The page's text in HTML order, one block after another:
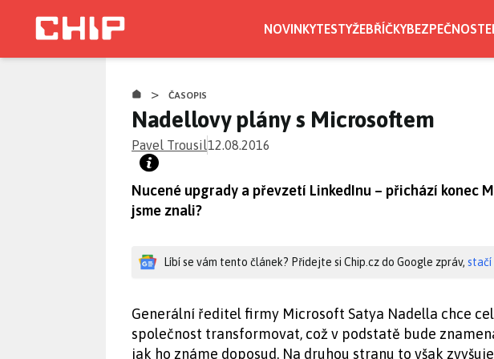
NOVINKYTESTYŽEBŘÍČKYBEZPEČNOST
> ČASOPIS
Nadellovy plány s Microsoftem
Pavel Trousil12.08.2016
Nucené upgrady a převzetí LinkedInu – přichází konec
jsme znali?
Líbí se vám tento článek? Přidejte si Chip.cz do Google zpráv, stačí
Generální ředitel firmy Microsoft Satya Nadella chce
společnost transformovat, což v podstatě bude
jak ho známe doposud. Na druhou stranu to však